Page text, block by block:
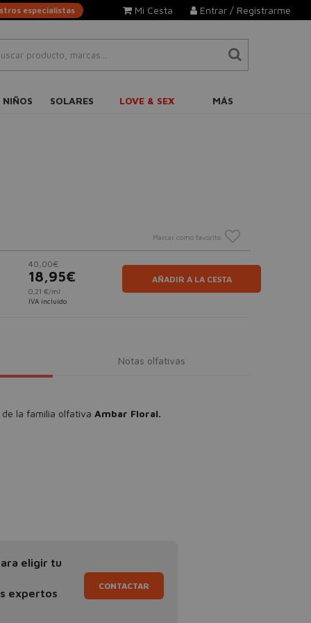
especialistas Entrar / Registrarme
Mi Cesta
NIÑOS SOLARES LOVE & SEX MÁS
Marcar como favorito
40,00€
18,95€
0,21 €/ml
IVA incluido
AÑADIR A LA CESTA
Notas olfativas
la familia olfativa Ambar Floral.
eligir tu
expertos
CONTACTAR